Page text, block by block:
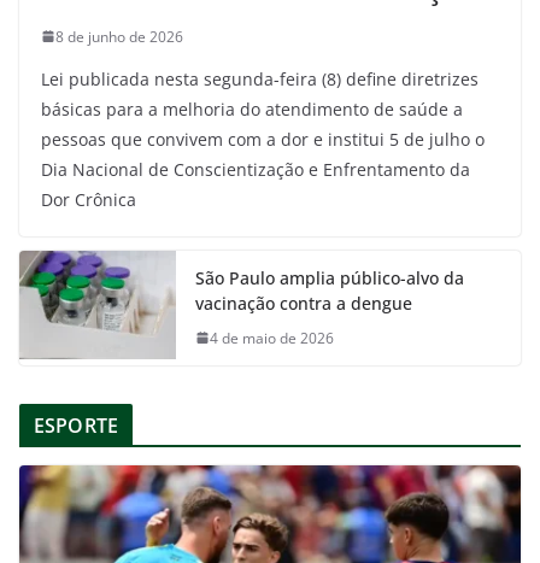
8 de junho de 2026
Lei publicada nesta segunda-feira (8) define diretrizes
básicas para a melhoria do atendimento de saúde a
pessoas que convivem com a dor e institui 5 de julho o
Dia Nacional de Conscientização e Enfrentamento da
Dor Crônica
São Paulo amplia público-alvo da
vacinação contra a dengue
4 de maio de 2026
ESPORTE